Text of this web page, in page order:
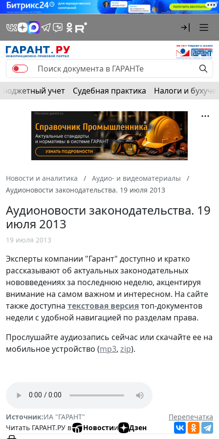
Бюджетный учет Судебная практика Налоги и
Новости и аналитика
Аудио- и видеоматериалы
Аудионовости законодательства. 19 июля 2013
Аудионовости законодательства. 19
июля 2013
19 июля 2013
Эксперты компании "Гарант" доступно и кратко
рассказывают об актуальных законодательных
нововведениях за последнюю неделю, акцентируя
внимание на самом важном и интересном. На сайте
также доступна текстовая версиятоп-документов
недели с удобной навигацией по разделам права.
Прослушайте аудиозапись сейчас или скачайте ее на
мобильное устройство (mp3, zip).
Источник:ИА "ГАРАНТ"
Перепечатка
Читать ГАРАНТ.РУ в
Новостии Дзен